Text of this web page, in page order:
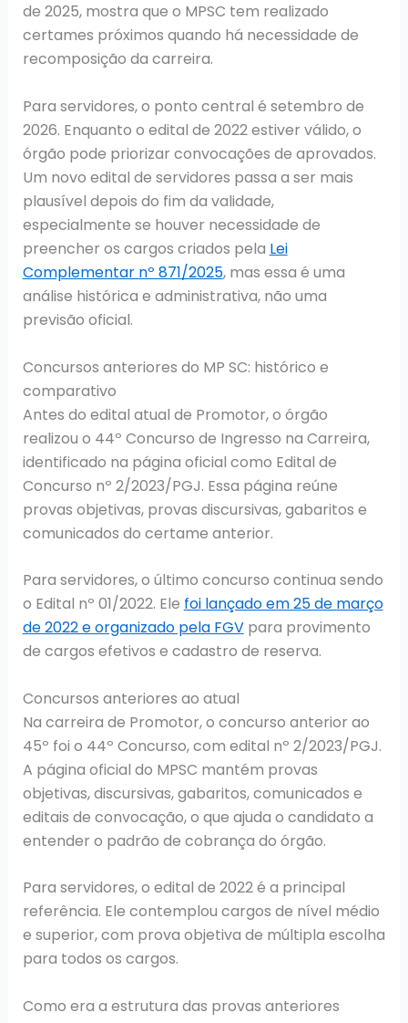
de 2025, mostra que o MPSC tem realizado
certames próximos quando há necessidade de
recomposição da carreira.
Para servidores, o ponto central é setembro de
2026. Enquanto o edital de 2022 estiver válido, o
órgão pode priorizar convocações de aprovados.
Um novo edital de servidores passa a ser mais
plausível depois do fim da validade,
especialmente se houver necessidade de
preencher os cargos criados pela Lei
Complementar nº 871/2025, mas essa é uma
análise histórica e administrativa, não uma
previsão oficial.
Concursos anteriores do MP SC: histórico e
comparativo
Antes do edital atual de Promotor, o órgão
realizou o 44º Concurso de Ingresso na Carreira,
identificado na página oficial como Edital de
Concurso nº 2/2023/PGJ. Essa página reúne
provas objetivas, provas discursivas, gabaritos e
comunicados do certame anterior.
Para servidores, o último concurso continua sendo
o Edital nº 01/2022. Ele foi lançado em 25 de março
de 2022 e organizado pela FGVpara provimento
de cargos efetivos e cadastro de reserva.
Concursos anteriores ao atual
Na carreira de Promotor, o concurso anterior ao
45º foi o 44º Concurso, com edital nº 2/2023/PGJ.
A página oficial do MPSC mantém provas
objetivas, discursivas, gabaritos, comunicados e
editais de convocação, o que ajuda o candidato a
entender o padrão de cobrança do órgão.
Para servidores, o edital de 2022 é a principal
referência. Ele contemplou cargos de nível médio
e superior, com prova objetiva de múltipla escolha
para todos os cargos.
Como era a estrutura das provas anteriores